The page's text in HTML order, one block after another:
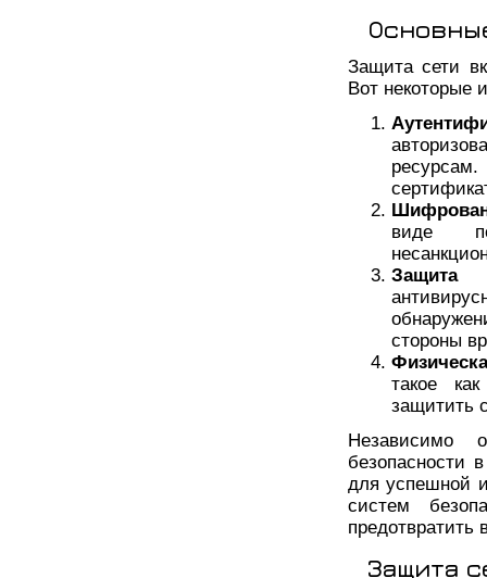
Защита сети
Вот некоторые
виде
Защита
стороны
такое
защитить
Независимо
безопасности
для успешной
систем
предотвратить
Защита